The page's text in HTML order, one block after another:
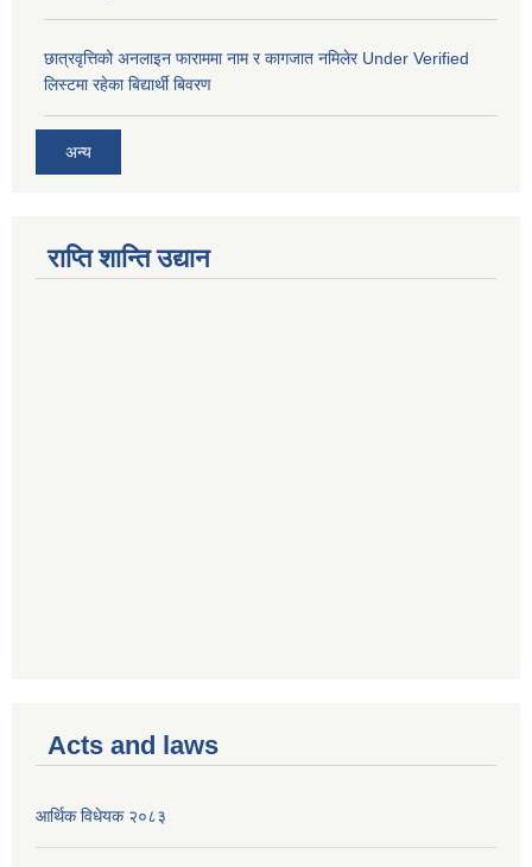
छात्रवृत्तिको अनलाइन फाराममा नाम र कागजात नमिलेर Under Verified
लिस्टमा रहेका बिद्यार्थी बिवरण
अन्य
राप्ति शान्ति उद्यान
Acts and laws
आर्थिक विधेयक २०८३